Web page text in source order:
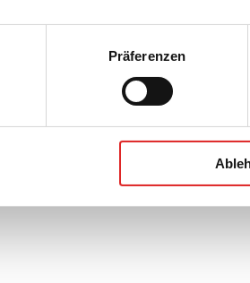
Präferenzen